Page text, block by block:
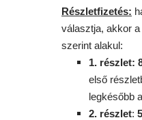
Részletfizetés:
választja, akkor a
szerint alakul:
1. részlet:
első
legkésőbb
2. részlet: 5